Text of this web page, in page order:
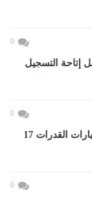
0
يواصل إتاحة التسجيل
0
تنسيق الجامعات 2026.. إتاحة التسجيل لاختبارات القدرات 17
0